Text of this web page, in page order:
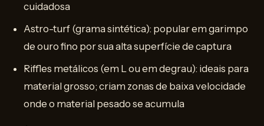
cuidadosa
Astro-turf (grama sintética): popular em garimpo
de ouro fino por sua alta superfície de captura
Riffles metálicos (em L ou em degrau): ideais para
material grosso; criam zonas de baixa velocidade
onde o material pesado se acumula